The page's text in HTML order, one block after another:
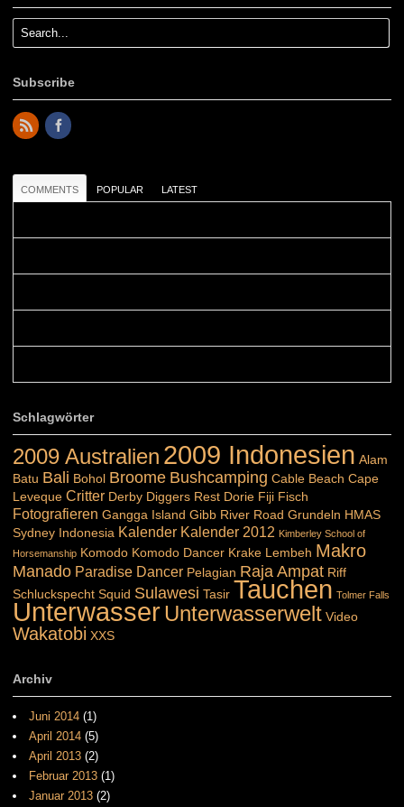
Subscribe
COMMENTS POPULAR LATEST
Schlagwörter
2009 Australien 2009 Indonesien Alam
Batu Bali Bohol Broome Bushcamping Cable Beach Cape
Leveque Critter Derby Diggers Rest Dorie Fiji Fisch
Fotografieren Gangga Island Gibb River Road Grundeln HMAS
Sydney Indonesia Kalender Kalender 2012 Kimberley School of
Horsemanship Komodo Komodo Dancer Krake Lembeh Makro
Manado Paradise Dancer Pelagian Raja Ampat Riff
Schluckspecht Squid Sulawesi Tasir Tauchen Tolmer Falls
UnterwasserUnterwasserwelt Video
Wakatobi XXS
Archiv
Juni 2014 (1)
April 2014 (5)
April 2013 (2)
Februar 2013 (1)
Januar 2013 (2)